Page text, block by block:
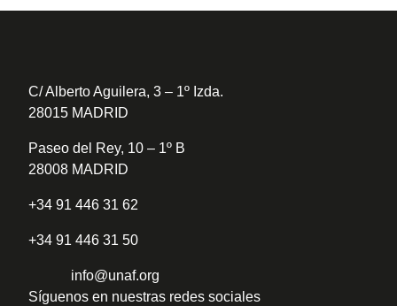
C/ Alberto Aguilera, 3 – 1º Izda.
28015 MADRID
Paseo del Rey, 10 – 1º B
28008 MADRID
+34 91 446 31 62
+34 91 446 31 50
info@unaf.org
Síguenos en nuestras redes sociales